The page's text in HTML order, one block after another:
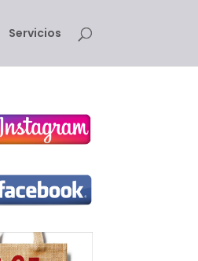
Servicios